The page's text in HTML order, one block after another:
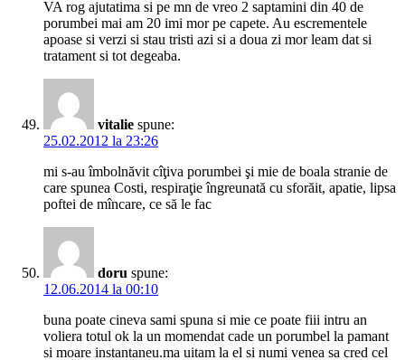
VA rog ajutatima si pe mn de vreo 2 saptamini din 40 de
porumbei mai am 20 imi mor pe capete. Au escrementele
apoase si verzi si stau tristi azi si a doua zi mor leam dat si
tratament si tot degeaba.
vitalie spune:
25.02.2012 la 23:26
mi s-au îmbolnăvit cîţiva porumbei şi mie de boala stranie de
care spunea Costi, respiraţie îngreunată cu sforăit, apatie, lipsa
poftei de mîncare, ce să le fac
doru spune:
12.06.2014 la 00:10
buna poate cineva sami spuna si mie ce poate fiii intru an
voliera totul ok la un momendat cade un porumbel la pamant
si moare instantaneu.ma uitam la el si numi venea sa cred cel